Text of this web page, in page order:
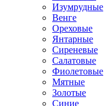
Изумрудные
Венге
Ореховые
Янтарные
Сиреневые
Салатовые
Фиолетовые
Мятные
Золотые
Синие